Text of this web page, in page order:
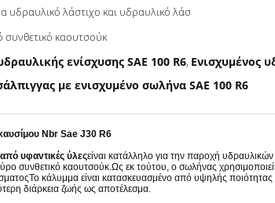
υδραυλικό λάστιχο και υδραυλικό λάσ
συνθετικό καουτσούκ
ενίσχυσης SAE 100 R6, Ενισχυμένος
με ενισχυμένο σωλήνα SAE 100 R6
Nbr Sae J30 R6
υφαντικές ύλεςείναι κατάλληλο για την παροχή
συνθετικό καουτσούκ.Ως εκ τούτου, ο σωλήνας
κάλυμμα είναι κατασκευασμένο από υψηλής ποιότητας
διάρκεια ζωής ως αποτέλεσμα.